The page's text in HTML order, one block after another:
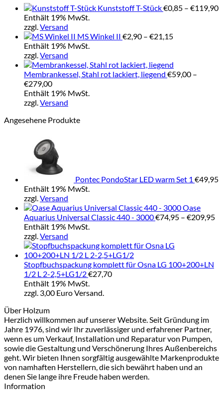
Kunststoff T-Stück€0,85 – €119,90
Enthält 19% MwSt.
zzgl.Versand
MS Winkel II €2,90 – €21,15Preisspanne:
€21,15
Enthält 19% MwSt.
zzgl.Versand
Membrankessel, Stahl rot lackiert, liegend €59,00 –
€279,00Preisspanne:
€59,00
bis
Enthält 19% MwSt.
zzgl.Versand
Angesehene Produkte
Pontec PondoStar LED warm Set 1 €49,95
Enthält 19% MwSt.
zzgl.Versand
Oase
Aquarius Universal Classic 440 - 3000€74,95 – €209,95
Enthält 19% MwSt.
zzgl.Versand
Stopfbuchspackung komplett für Osna LG 100+200+LN
1/2 L 2-2,5+LG1/2€27,70
Enthält 19% MwSt.
zzgl. 3,00 Euro Versand.
Über Holzum
Herzlich willkommen auf unserer Website. Seit Gründung im
Jahre 1976, sind wir Ihr zuverlässiger und erfahrener Partner,
wenn es um Verkauf, Installation und Reparatur von Pumpen,
sowie die Gestaltung und Verschönerung Ihres Außenbereichs
geht. Wir bieten Ihnen sorgfältig ausgewählte Markenprodukte
von namhaften Herstellern, die sich bewährt haben und an
denen Sie lange ihre Freude haben werden.
Information